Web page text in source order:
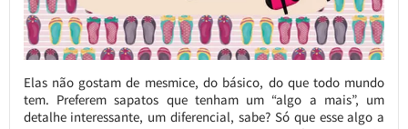
Elas não gostam de mesmice, do básico, do que todo mundo
tem. Preferem sapatos que tenham um “algo a mais”, um
detalhe interessante, um diferencial, sabe? Só que esse algo a